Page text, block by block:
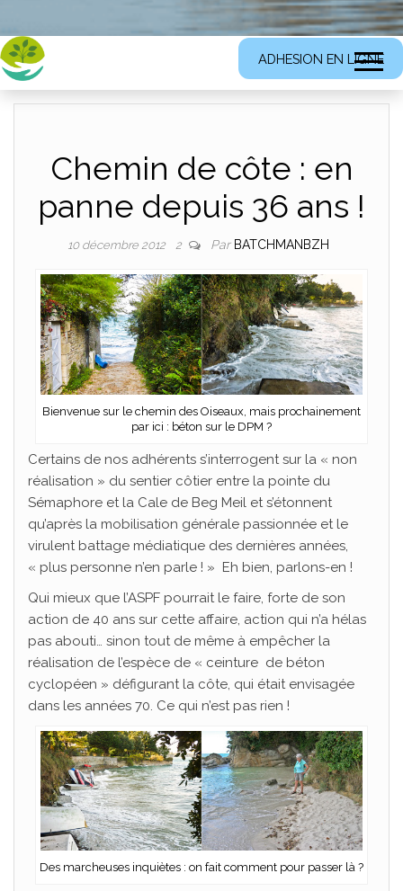
ADHESION EN LIGNE
Chemin de côte : en
panne depuis 36 ans !
10 décembre 2012 2 Par BATCHMANBZH
Bienvenue sur le chemin des Oiseaux, mais prochainement
par ici : béton sur le DPM ?
Certains de nos adhérents s’interrogent sur la « non
réalisation » du sentier côtier entre la pointe du
Sémaphore et la Cale de Beg Meil et s’étonnent
qu’après la mobilisation générale passionnée et le
virulent battage médiatique des dernières années,
« plus personne n’en parle ! » Eh bien, parlons-en !
Qui mieux que l’ASPF pourrait le faire, forte de son
action de 40 ans sur cette affaire, action qui n’a hélas
pas abouti… sinon tout de même à empêcher la
réalisation de l’espèce de « ceinture de béton
cyclopéen » défigurant la côte, qui était envisagée
dans les années 70. Ce qui n’est pas rien !
Des marcheuses inquiètes : on fait comment pour passer là ?